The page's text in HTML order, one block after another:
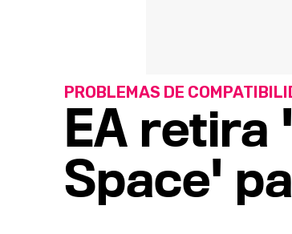
EA retira
Space'
PROBLEMAS DE